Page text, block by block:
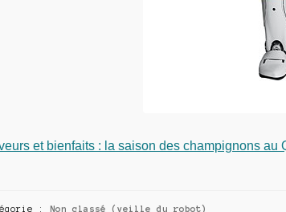
et bienfaits : la saison des champignons au
: Non classé (veille du robot)